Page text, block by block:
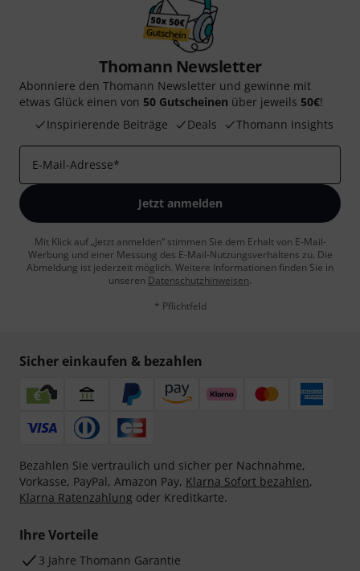
Thomann Newsletter
Abonniere den Thomann Newsletter und gewinne mit
etwas Glück einen von 50 Gutscheinen über jeweils 50€!
Inspirierende Beiträge
Deals Thomann Insights
E-Mail-Adresse*
Jetzt anmelden
Mit Klick auf „Jetzt anmelden“ stimmen Sie dem Erhalt von E-Mail-
Werbung und einer Messung des E-Mail-Nutzungsverhaltens zu. Die
Abmeldung ist jederzeit möglich. Weitere Informationen finden Sie in
unseren Datenschutzhinweisen.
* Pflichtfeld
Sicher einkaufen & bezahlen
Bezahlen Sie vertraulich und sicher per Nachnahme,
Vorkasse, PayPal, Amazon Pay, Klarna Sofort bezahlen,
Klarna Ratenzahlung oder Kreditkarte.
Ihre Vorteile
3 Jahre Thomann Garantie